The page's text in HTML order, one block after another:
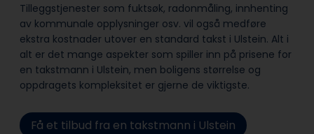
Tilleggstjenester som fuktsøk, radonmåling, innhenting
av kommunale opplysninger osv. vil også medføre
ekstra kostnader utover en standard takst i Ulstein. Alt i
alt er det mange aspekter som spiller inn på prisene for
en takstmann i Ulstein, men boligens størrelse og
oppdragets kompleksitet er gjerne de viktigste.
Få et tilbud fra en takstmann i Ulstein